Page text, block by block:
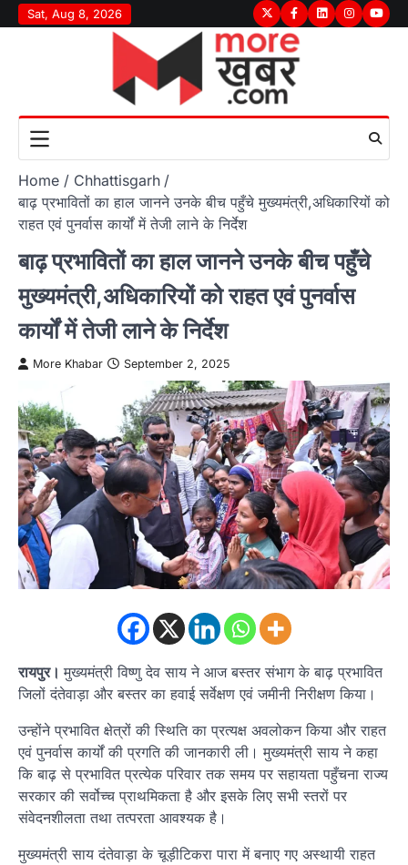
Skip
to
Sat, Aug 8, 2026 TwitterFacebook
LinkedInInstagram
Home
Chhattisgarh
बाढ़ प्रभावितों का हाल जानने उनके बीच पहुँचे मुख्यमंत्री,अधिकारियों को
राहत एवं पुनर्वास कार्यों में तेजी लाने के निर्देश
बाढ़ प्रभावितों का हाल जानने उनके बीच पहुँचे
मुख्यमंत्री,अधिकारियों को राहत एवं पुनर्वास
कार्यों में तेजी लाने के निर्देश
More Khabar September 2, 2025
रायपुर।मुख्यमंत्री विष्णु देव साय ने आज बस्तर संभाग के बाढ़ प्रभावित
जिलों दंतेवाड़ा और बस्तर का हवाई सर्वेक्षण एवं जमीनी निरीक्षण किया।
उन्होंने प्रभावित क्षेत्रों की स्थिति का प्रत्यक्ष अवलोकन किया और राहत
एवं पुनर्वास कार्यों की प्रगति की जानकारी ली। मुख्यमंत्री साय ने कहा
कि बाढ़ से प्रभावित प्रत्येक परिवार तक समय पर सहायता पहुँचना राज्य
सरकार की सर्वोच्च प्राथमिकता है और इसके लिए सभी स्तरों पर
संवेदनशीलता तथा तत्परता आवश्यक है।
मुख्यमंत्री साय दंतेवाड़ा के चूड़ीटिकरा पारा में बनाए गए अस्थायी राहत